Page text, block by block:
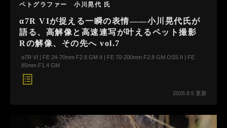
ペトグラファー 小川晃代 氏
α7R VIが捉える一瞬の表情――小川晃代氏が
語る、高解像と高速連写が叶えるペット撮影
Rの解像、その先へ vol.7
α7R VI | FE 24-70mm F2.8 GM II | FE 70-200mm F2.8 GM OSS II | FE
85mm F1.4 GM
2026.8.5 更新